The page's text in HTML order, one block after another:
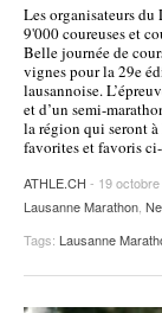
POURQUOI
ATHLE.CH
HIGHLIGHTS
LIVRES
Les organisateurs
9'000 coureuses et
Belle journée de
vignes pour la 29e
lausannoise.
et d’un semi-
la région qui seront à
favorites et favoris ci-
ATHLE.CH - 19
Lausanne Marathon
Tags: Lausanne